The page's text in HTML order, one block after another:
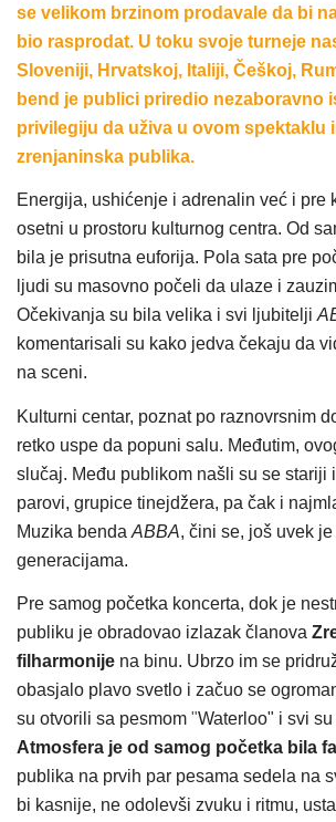
se velikom brzinom prodavale da bi
bio rasprodat. U toku svoje turneje
Sloveniji, Hrvatskoj, Italiji, Češkoj,
bend je publici priredio nezaboravno
privilegiju da uživa u ovom spektaklu
zrenjaninska publika.
Energija, ushićenje i adrenalin već i pre
osetni u prostoru kulturnog centra. Od
bila je prisutna euforija. Pola sata pre
ljudi su masovno počeli da ulaze i
Očekivanja su bila velika i svi ljubitelji
komentarisali su kako jedva čekaju da
na sceni.
Kulturni centar, poznat po raznovrsnim
retko uspe da popuni salu. Međutim,
slučaj. Među publikom našli su se stariji
parovi, grupice tinejdžera, pa čak i
Muzika benda ABBA, čini se, još uvek
generacijama.
Pre samog početka koncerta, dok je
publiku je obradovao izlazak članova
filharmonije na binu. Ubrzo im se
obasjalo plavo svetlo i začuo se
su otvorili sa pesmom "Waterloo" i svi
Atmosfera je od samog početka bila
publika na prvih par pesama sedela na
bi kasnije, ne odolevši zvuku i ritmu,